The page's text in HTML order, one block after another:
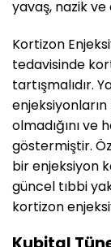
yavaş, nazik ve
Kortizon
tedavisinde
tartışmalıdır.
olmadığını ve
göstermiştir.
bir enjeksiyon
güncel tıbbi
kortizon